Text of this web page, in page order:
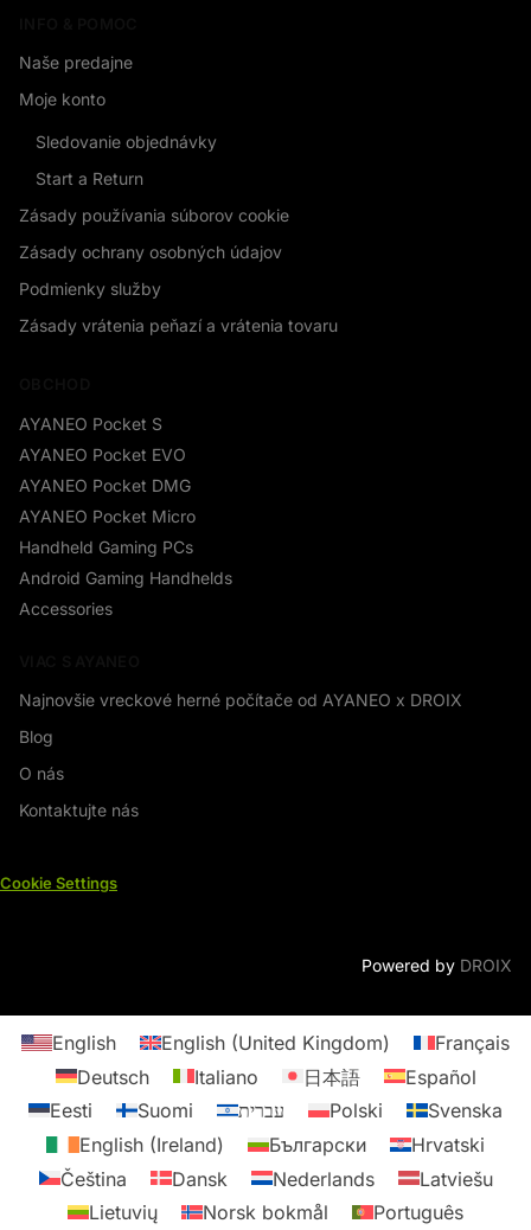
Naše predajne
Moje konto
Sledovanie objednávky
Start a Return
Zásady používania súborov cookie
Zásady ochrany osobných údajov
Podmienky služby
Zásady vrátenia peňazí a vrátenia tovaru
AYANEO Pocket S
AYANEO Pocket EVO
AYANEO Pocket DMG
AYANEO Pocket Micro
Handheld Gaming PCs
Android Gaming Handhelds
Accessories
Najnovšie vreckové herné počítače od AYANEO x DROIX
Blog
O nás
Kontaktujte nás
Cookie Settings
Powered by DROIX
English English (United Kingdom)
Français
Deutsch
Italiano 日本語
Español
Eesti
Suomi עברית Polski
Svenska
English (Ireland)
Български
Hrvatski
Čeština
Dansk Nederlands
Latviešu
Lietuvių
Norsk bokmål Português